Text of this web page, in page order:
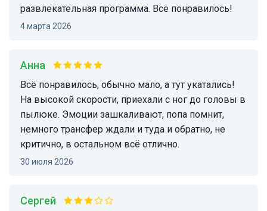
развлекательная программа. Все понравилось!
4 марта 2026
Анна
Всё понравилось, обычно мало, а тут укатались!
На высокой скорости, приехали с ног до головы в
пылюке. Эмоции зашкаливают, попа помнит,
немного трансфер ждали и туда и обратно, не
критично, в остальном всё отлично.
30 июля 2026
Сергей